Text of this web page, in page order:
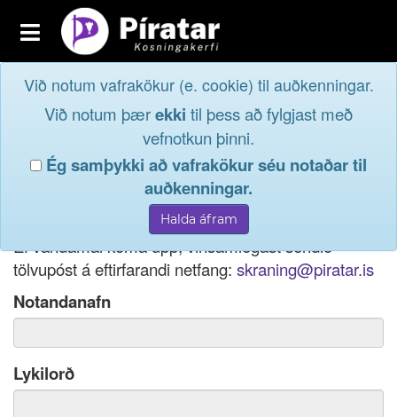
Toggle
navigation
Aðildarfélög
Innskrá
Við notum vafrakökur (e. cookie) til auðkenningar.
Við notum þærekki til þess að fylgjast með
vefnotkun þinni.
Ég samþykki að vafrakökur séu notaðar til
auðkenningar.
Innskráog taktu þátt í
lýðræðinu...
Ef þú hefur gleymt notendanafni þínu, þá má einnig
nota netfang eða kennitölu til innskráningar.
Ef vandamál koma upp, vinsamlegast sendið
tölvupóst á eftirfarandi netfang: skraning@piratar.is
Notandanafn
Lykilorð